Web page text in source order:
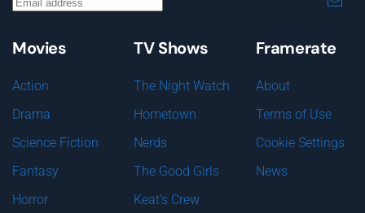
Movies
Action
Drama
Science Fiction
Fantasy
Horror
TV Shows
The Night Watch
Hometown
Nerds
The Good Girls
Keat's Crew
Framerate
About
Terms of Use
Cookie Settings
News